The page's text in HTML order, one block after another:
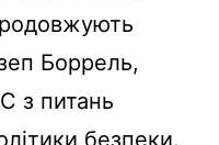
Боррель,
з питань
безпеки.